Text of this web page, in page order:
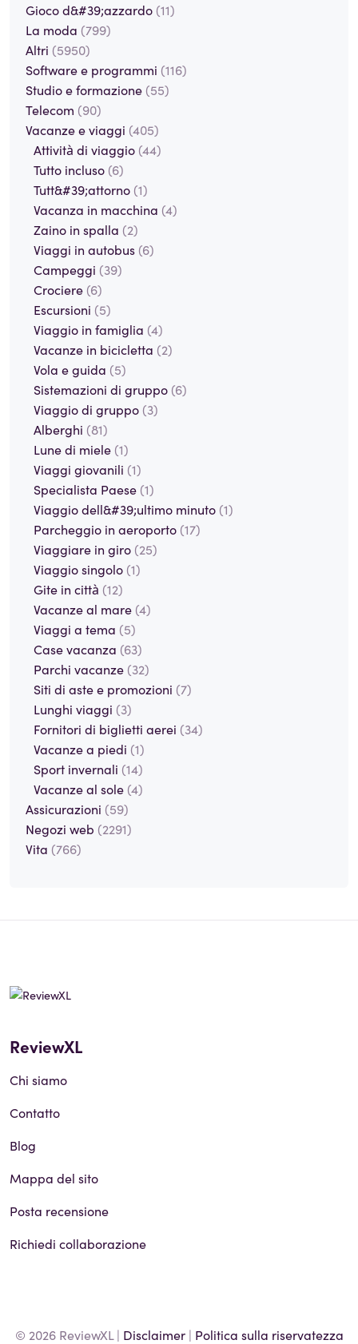
Gioco d&#39;azzardo (11)
La moda (799)
Altri (5950)
Software e programmi (116)
Studio e formazione (55)
Telecom (90)
Vacanze e viaggi (405)
Attività di viaggio (44)
Tutto incluso (6)
Tutt&#39;attorno (1)
Vacanza in macchina (4)
Zaino in spalla (2)
Viaggi in autobus (6)
Campeggi (39)
Crociere (6)
Escursioni (5)
Viaggio in famiglia (4)
Vacanze in bicicletta (2)
Vola e guida (5)
Sistemazioni di gruppo (6)
Viaggio di gruppo (3)
Alberghi (81)
Lune di miele (1)
Viaggi giovanili (1)
Specialista Paese (1)
Viaggio dell&#39;ultimo minuto (1)
Parcheggio in aeroporto (17)
Viaggiare in giro (25)
Viaggio singolo (1)
Gite in città (12)
Vacanze al mare (4)
Viaggi a tema (5)
Case vacanza (63)
Parchi vacanze (32)
Siti di aste e promozioni (7)
Lunghi viaggi (3)
Fornitori di biglietti aerei (34)
Vacanze a piedi (1)
Sport invernali (14)
Vacanze al sole (4)
Assicurazioni (59)
Negozi web (2291)
Vita (766)
ReviewXL
Chi siamo
Contatto
Blog
Mappa del sito
Posta recensione
Richiedi collaborazione
© 2026 ReviewXL | Disclaimer| Politica sulla riservatezza